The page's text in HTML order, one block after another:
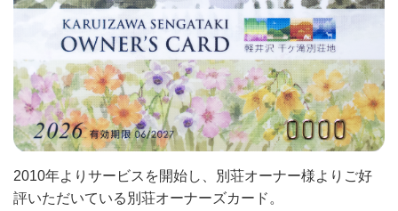
2010年よりサービスを開始し、別荘オーナー様よりご好
評いただいている別荘オーナーズカード。